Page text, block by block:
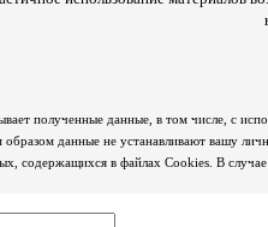
полученные данные, в том числе, с
данные не устанавливают вашу
содержащихся в файлах Cookies. В